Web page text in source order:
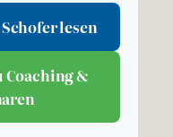
lesen
Coaching &